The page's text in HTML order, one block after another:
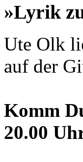
»Lyrik
Ute Olk
auf der
Komm
20.00